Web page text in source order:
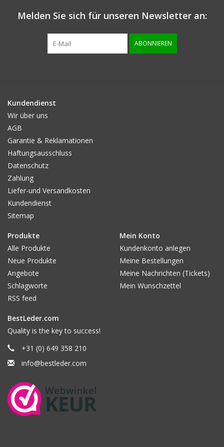
Info zur grösse
Melden Sie sich für unseren Newsletter an:
ABONNIEREN
Kundendienst
Wir über uns
AGB
Garantie & Reklamationen
Haftungsausschluss
Datenschutz
Zahlung
Liefer-und Versandkosten
Kundendienst
Sitemap
Produkte
Alle Produkte
Neue Produkte
Angebote
Schlagworte
RSS feed
Mein Konto
Kundenkonto anlegen
Meine Bestellungen
Meine Nachrichten (Tickets)
Mein Wunschzettel
BestLeder.com
Quality is the key to success!
+31 (0) 649 358 210
info@bestleder.com